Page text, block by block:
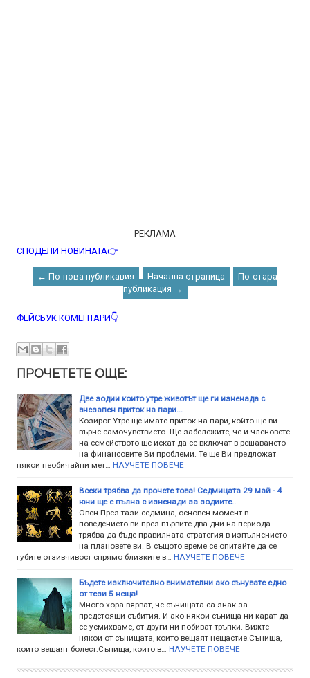
РЕКЛАМА
СПОДЕЛИ НОВИНАТА👉
← По-нова публикация Начална страница
По-стара
публикация →
ФЕЙСБУК КОМЕНТАРИ👇
ПРОЧЕТЕТЕ ОЩЕ:
Две зодии които утре животът ще ги изненада с
внезапен приток на пари...
Козирог Утре ще имате приток на пари, който ще ви
върне самочувствието. Ще забележите, че и членовете
на семейството ще искат да се включат в решаването
на финансовите Ви проблеми. Те ще Ви предложат
някои необичайни мет…
НАУЧЕТЕ ПОВЕЧЕ
Всеки трябва да прочете това! Седмицата 29 май - 4
юни ще е пълна с изненади за зодиите..
Овен През тази седмица, основен момент в
поведението ви през първите два дни на периода
трябва да бъде правилната стратегия в изпълнението
на плановете ви. В същото време се опитайте да се
губите отзивчивост спрямо близките в…
НАУЧЕТЕ ПОВЕЧЕ
Бъдете изключително внимателни ако сънувате едно
от тези 5 неща!
Много хора вярват, че сънищата са знак за
предстоящи събития. И ако някои сънища ни карат да
се усмихваме, от други ни побиват тръпки. Вижте
някои от сънищата, които вещаят нещастие.Сънища,
които вещаят болест:Сънища, които в…
НАУЧЕТЕ ПОВЕЧЕ